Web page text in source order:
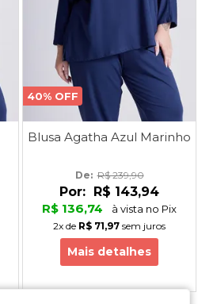
40% OFF
Blusa Agatha Azul Marinho
De: R$ 239,90
Por: R$ 143,94
R$ 136,74
à vista no Pix
2x de R$ 71,97 sem juros
Mais detalhes